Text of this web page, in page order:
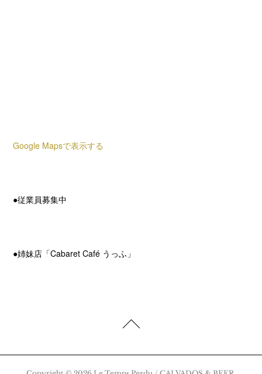
Google Mapsで表示する
●従業員募集中
●姉妹店「Cabaret Café うっふ」